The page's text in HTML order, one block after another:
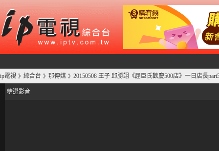
ip電視 》 綜合台 》 那傳媒 》 20150508 王子 邱勝翊《屈臣氏歡慶500店》一日店長
精選影音